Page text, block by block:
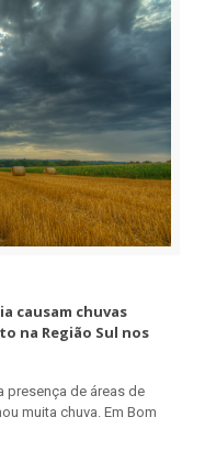
causam chuvas
na Região Sul nos
presença de áreas de
muita chuva. Em Bom